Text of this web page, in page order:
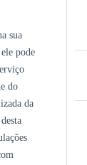
sua
pode
do
da